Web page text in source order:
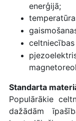
enerģijā;
Standarta
Populārākie
dažādām